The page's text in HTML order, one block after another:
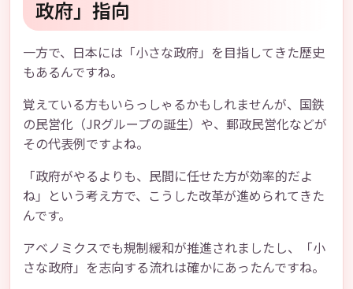
政府」指向
一方で、日本には「小さな政府」を目指してきた歴史
もあるんですね。
覚えている方もいらっしゃるかもしれませんが、国鉄
の民営化（JRグループの誕生）や、郵政民営化などが
その代表例ですよね。
「政府がやるよりも、民間に任せた方が効率的だよ
ね」という考え方で、こうした改革が進められてきた
んです。
アベノミクスでも規制緩和が推進されましたし、「小
さな政府」を志向する流れは確かにあったんですね。